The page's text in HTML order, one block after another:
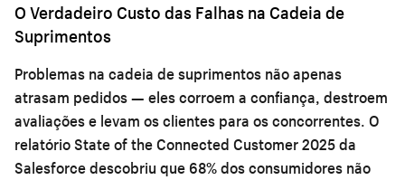
O Verdadeiro Custo das Falhas na Cadeia de
Suprimentos
Problemas na cadeia de suprimentos não apenas
atrasam pedidos — eles corroem a confiança, destroem
avaliações e levam os clientes para os concorrentes. O
relatório State of the Connected Customer 2025 da
Salesforce descobriu que 68% dos consumidores não